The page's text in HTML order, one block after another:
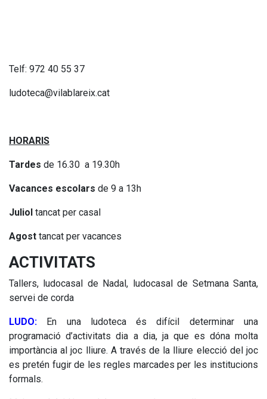
Telf: 972 40 55 37
ludoteca@vilablareix.cat
HORARIS
Tardes de 16.30 a 19.30h
Vacances escolars de 9 a 13h
Juliol tancat per casal
Agost tancat per vacances
ACTIVITATS
Tallers, ludocasal de Nadal, ludocasal de Setmana Santa,
servei de corda
LUDO: En una ludoteca és difícil determinar una
programació d’activitats dia a dia, ja que es dóna molta
importància al joc lliure. A través de la lliure elecció del joc
es pretén fugir de les regles marcades per les institucions
formals.